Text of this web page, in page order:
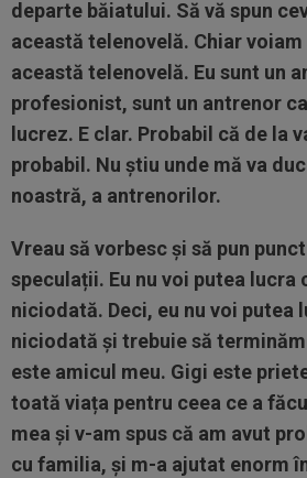
departe băiatului. Să vă spun
această telenovelă. Chiar
această telenovelă. Eu sunt un
profesionist, sunt un antrenor
lucrez. E clar. Probabil că de la
probabil. Nu știu unde mă va
noastră, a antrenorilor.
Vreau să vorbesc și să pun
speculații. Eu nu voi putea lucra
niciodată. Deci, eu nu voi putea
niciodată și trebuie să
este amicul meu. Gigi este
toată viața pentru ceea ce a
mea și v-am spus că am avut
cu familia, și m-a ajutat enorm